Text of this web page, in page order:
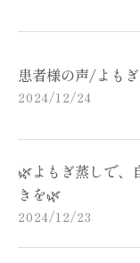
患者様の声/よも
2024/12/24
🌿よもぎ蒸しで、
きを🌿
2024/12/23